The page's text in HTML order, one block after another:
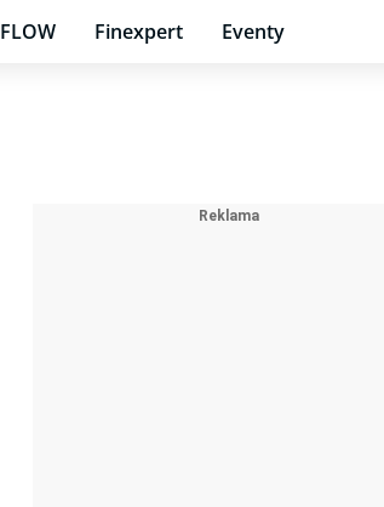
FLOW Finexpert Eventy